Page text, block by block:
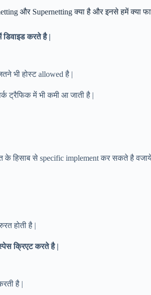
और Supernetting क्या है और इनसे हमें क्या
करते है |
भी होस्ट allowed है |
ट्रैफिक में भी कमी आ जाती है |
के हिसाब से specific implement कर सकते है
होती है |
क्रिएट करते है |
है |